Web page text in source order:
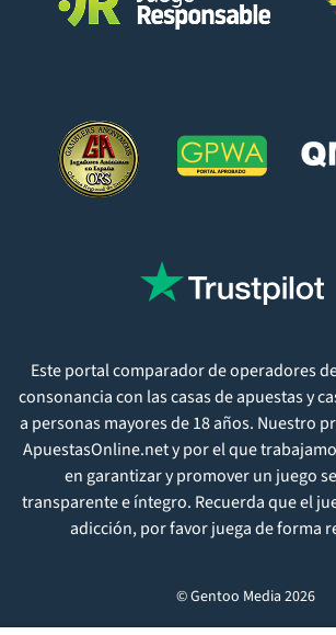
Este portal comparador de operadores
consonancia con las casas de apuestas y
a personas mayores de 18 años. Nuestro
ApuestasOnline.net y por el que
en garantizar y promover un juego
transparente e íntegro. Recuerda que el
adicción, por favor juega de forma
© Gentoo Media 2026